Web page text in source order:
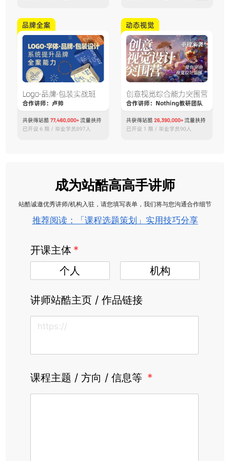
成为站酷高高手讲师
站酷诚邀优秀讲师/机构入驻，请您填写表单，我们将与您沟通合作细节
推荐阅读：「课程选题策划」实用技巧分享
开课主体 *
个人
机构
讲师站酷主页 / 作品链接
课程主题 / 方向 / 信息等 *